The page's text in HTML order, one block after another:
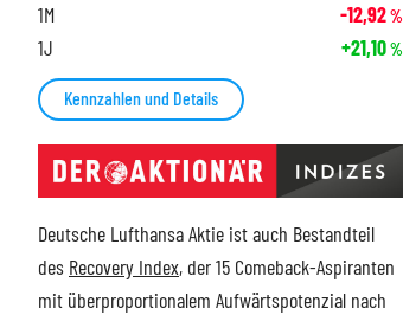
1M -12,92%
1J +21,10%
Kennzahlen und Details
Deutsche Lufthansa Aktie ist auch Bestandteil
des Recovery Index, der 15 Comeback-Aspiranten
mit überproportionalem Aufwärtspotenzial nach